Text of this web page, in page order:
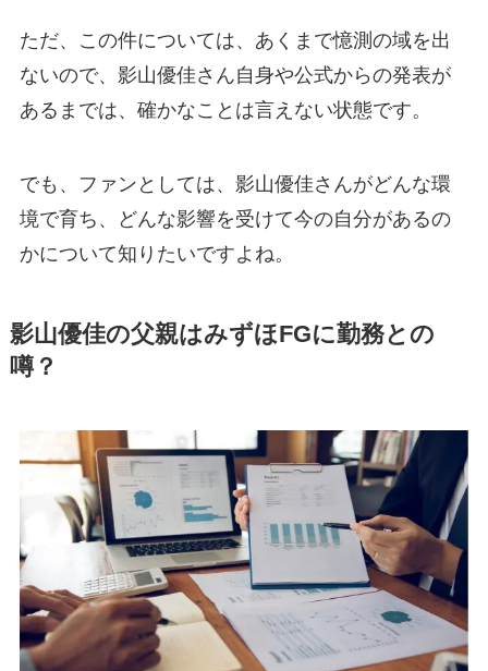
ただ、この件については、あくまで憶測の域を出
ないので、影山優佳さん自身や公式からの発表が
あるまでは、確かなことは言えない状態です。
でも、ファンとしては、影山優佳さんがどんな環
境で育ち、どんな影響を受けて今の自分があるの
かについて知りたいですよね。
影山優佳の父親はみずほFGに勤務との
噂？